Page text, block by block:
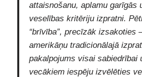
attaisnošanu, aplamu garīgās
veselības kritēriju izpratni.
“brīvība”, precīzāk izsakoties
amerikāņu tradicionālajā
pakalpojums visai sabiedrībai
vecākiem iespēju izvēlēties